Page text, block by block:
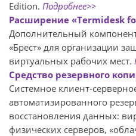
Edition. Подробнее>>
Расширение «Termidesk
Дополнительный
«Брест» для организации
виртуальных рабочих мест.
Средство резервного
Системное клиент-
автоматизированного
восстановления данных:
физических серверов,